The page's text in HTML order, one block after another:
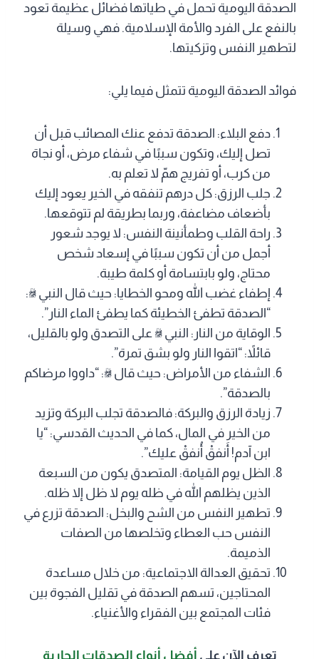
الصدقة اليومية تحمل في طياتها فضائل عظيمة تعود
بالنفع على الفرد والأمة الإسلامية. فهي وسيلة
لتطهير النفس وتزكيتها.
فوائد الصدقة اليومية تتمثل فيما يلي:
دفع البلاء: الصدقة تدفع عنك المصائب قبل أن
تصل إليك، وتكون سببًا في شفاء مرض، أو نجاة
من كرب، أو تفريج همّ لا تعلم به.
جلب الرزق: كل درهم تنفقه في الخير يعود إليك
بأضعاف مضاعفة، وربما بطريقة لم تتوقعها.
راحة القلب وطمأنينة النفس: لا يوجد شعور
أجمل من أن تكون سببًا في إسعاد شخص
محتاج، ولو بابتسامة أو كلمة طيبة.
إطفاء غضب الله ومحو الخطايا: حيث قال النبي ﷺ:
“الصدقة تطفئ الخطيئة كما يطفئ الماء النار”.
الوقاية من النار: النبي ﷺ على التصدق ولو بالقليل،
قائلاً: “اتقوا النار ولو بشق تمرة”.
الشفاء من الأمراض: حيث قال ﷺ: “داووا مرضاكم
بالصدقة”.
زيادة الرزق والبركة: فالصدقة تجلب البركة وتزيد
من الخير في المال، كما في الحديث القدسي: “يا
ابن آدم! أَنفقْ أُنفقْ عليك”.
الظل يوم القيامة: المتصدق يكون من السبعة
الذين يظلهم الله في ظله يوم لا ظل إلا ظله.
تطهير النفس من الشح والبخل: الصدقة تزرع في
النفس حب العطاء وتخلصها من الصفات
الذميمة.
تحقيق العدالة الاجتماعية: من خلال مساعدة
المحتاجين، تسهم الصدقة في تقليل الفجوة بين
فئات المجتمع بين الفقراء والأغنياء.
تعرف الآن على أفضل أنواع الصدقات الجارية